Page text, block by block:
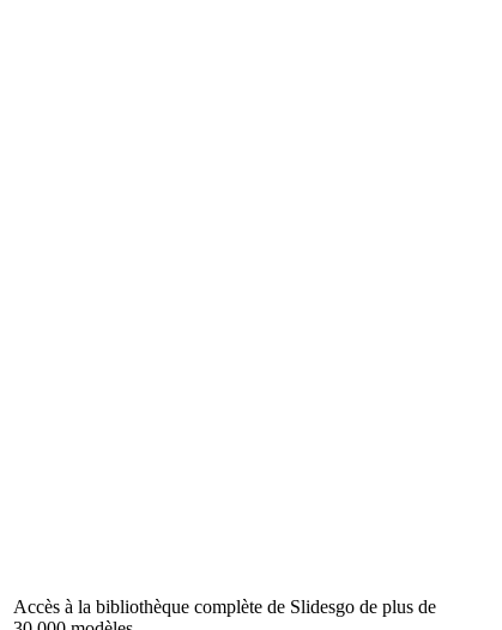
Accès à la bibliothèque complète de Slidesgo de plus de